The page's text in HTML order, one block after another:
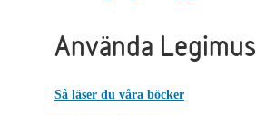
Använda Legimus
Så läser du våra böcker